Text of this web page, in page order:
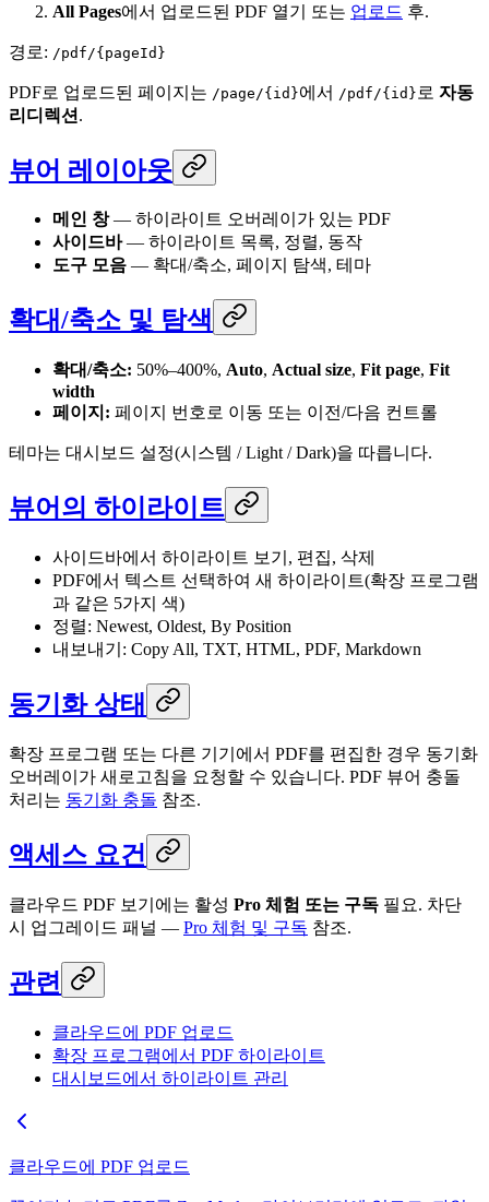
All Pages에서 업로드된 PDF 열기 또는 업로드 후.
경로: /pdf/{pageId}
PDF로 업로드된 페이지는 /page/{id}에서 /pdf/{id} 로 자동
리디렉션 .
뷰어 레이아웃
메인 창— 하이라이트 오버레이가 있는 PDF
사이드바— 하이라이트 목록, 정렬, 동작
도구 모음 — 확대/축소, 페이지 탐색, 테마
확대/축소 및 탐색
확대/축소: 50%–400%, Auto, Actual size, Fit page, Fit
width
페이지: 페이지 번호로 이동 또는 이전/다음 컨트롤
테마는 대시보드 설정(시스템 / Light / Dark)을 따릅니다.
뷰어의 하이라이트
사이드바에서 하이라이트 보기, 편집, 삭제
PDF에서 텍스트 선택하여 새 하이라이트(확장 프로그램
과 같은 5가지 색)
정렬: Newest, Oldest, By Position
내보내기: Copy All, TXT, HTML, PDF, Markdown
동기화 상태
확장 프로그램 또는 다른 기기에서 PDF를 편집한 경우 동기화
오버레이가 새로고침을 요청할 수 있습니다. PDF 뷰어 충돌
처리는 동기화 충돌 참조.
액세스 요건
클라우드 PDF 보기에는 활성 Pro 체험 또는 구독 필요. 차단
시 업그레이드 패널 — Pro 체험 및 구독 참조.
관련
클라우드에 PDF 업로드
확장 프로그램에서 PDF 하이라이트
대시보드에서 하이라이트 관리
클라우드에 PDF 업로드